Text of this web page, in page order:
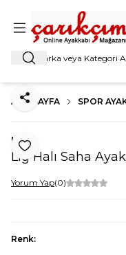
Ara
ANA SAYFA SPOR
Favoriye Ekle
Paylaş
Lig
Lig Halı Saha
Yorum Yap(0)
Renk: